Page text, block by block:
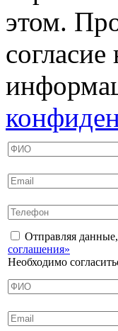
этом.
Отправляя
соглашения»
Необходимо